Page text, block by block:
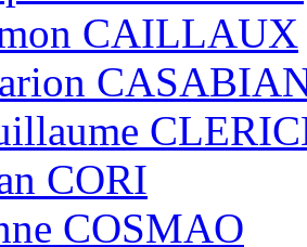
CAILLAUX
CORI
COSMAO